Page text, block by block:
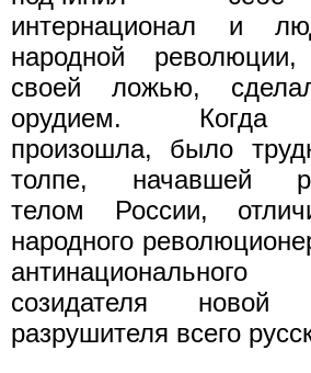
интернационал и
народной
своей ложью,
орудием. Когда
произошла, было
толпе, начавшей
телом России,
народного
созидателя
разрушителя всего